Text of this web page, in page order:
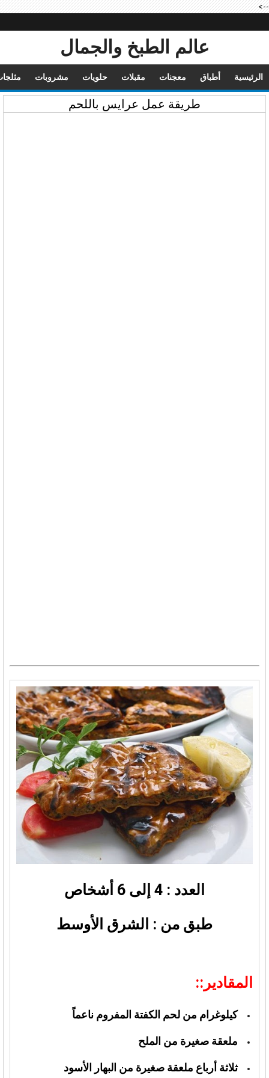
-->
عالم الطبخ والجمال
الرئيسية أطباق معجنات مقبلات حلويات مشروبات
طريقة عمل عرايس باللحم
العدد : 4 إلى 6 أشخاص
طبق من : الشرق الأوسط
المقادير::
كيلوغرام من لحم الكفتة المفروم ناعماً
ملعقة صغيرة من الملح
ثلاثة أرباع ملعقة صغيرة من البهار الأسود